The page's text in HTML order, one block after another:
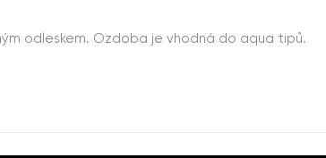
odleskem. Ozdoba je vhodná do aqua tipů.